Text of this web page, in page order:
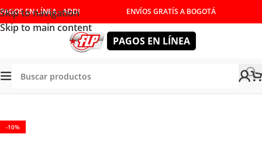
Skip to navigation
Skip to main content
PAGOS EN LÍNEA - ADDI ENVÍOS GRATÍS A BOGOTÁ
PAGOS EN LÍNEA
/ACCESORIOS/CONSUMIBLES HERRAMIENTAS CORTE
-10%